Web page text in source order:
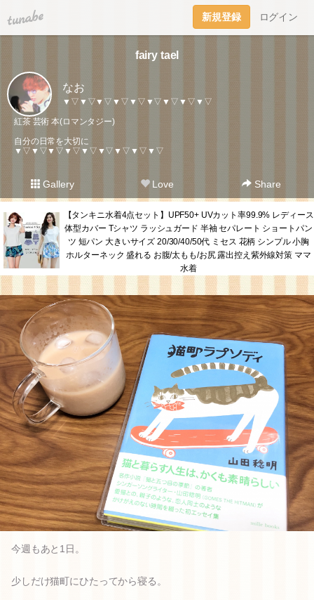
tuna.be 新規登録 ログイン
fairy tael
なお
▼▽▼▽▼▽▼▽▼▽▼▽▼▽▼▽▼▽
紅茶 芸術 本(ロマンタジー)
自分の日常を大切に
▼▽▼▽▼▽▼▽▼▽▼▽▼▽▼▽▼▽
Gallery Love Share
【タンキニ水着4点セット】UPF50+ UVカット率99.9% レディース
体型カバー Tシャツ ラッシュガード 半袖 セパレート ショートパン
ツ 短パン 大きいサイズ 20/30/40/50代 ミセス 花柄 シンプル 小胸
ホルターネック 盛れる お腹/太もも/お尻 露出控え紫外線対策 ママ
水着
今週もあと1日。
少しだけ猫町にひたってから寝る。